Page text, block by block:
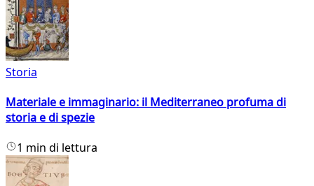
Storia
Materiale e immaginario: il Mediterraneo profuma di
storia e di spezie
1 min di lettura